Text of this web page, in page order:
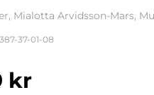
Mialotta Arvidsson-Mars,
37-01-08
kr